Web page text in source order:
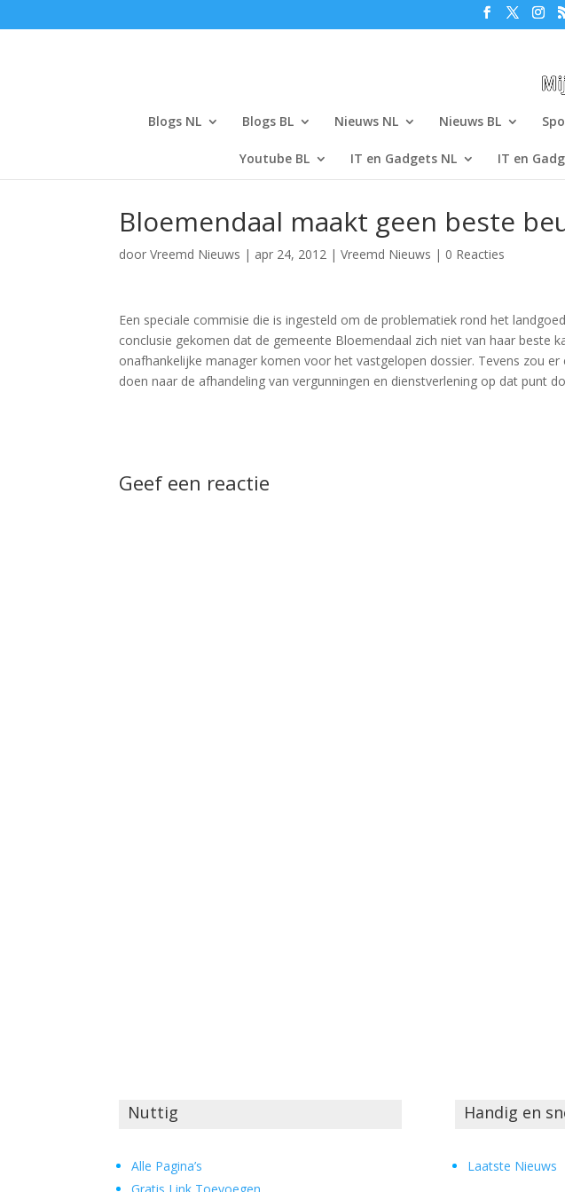
Blogs NL Blogs BL Nieuws NL Nieuws BL
Youtube BL IT en Gadgets NL IT en
Bloemendaal maakt geen beste
doorVreemd Nieuws | apr 24, 2012 |Vreemd Nieuws | 0 Reacties
Een speciale commisie die is ingesteld om de problematiek rond het
conclusie gekomen dat de gemeente Bloemendaal zich niet van haar beste
onafhankelijke manager komen voor het vastgelopen dossier. Tevens zou
doen naar de afhandeling van vergunningen en dienstverlening op dat punt
Geef een reactie
Nuttig
Alle Pagina’s
Handig en
Laatste Nieuws